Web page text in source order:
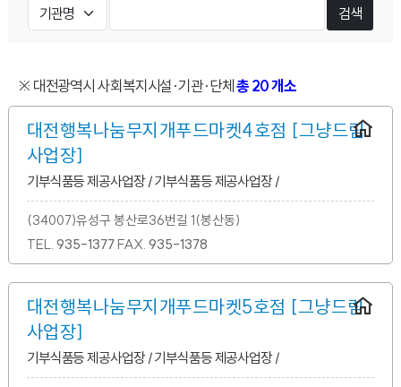
검색
※ 대전광역시 사회복지시설·기관·단체총 20 개소
대전행복나눔무지개푸드마켓4호점 [그냥드림
사업장]
기부식품등 제공사업장 / 기부식품등 제공사업장 /
(34007)유성구 봉산로36번길 1(봉산동)
TEL. 935-1377 FAX. 935-1378
대전행복나눔무지개푸드마켓5호점 [그냥드림
사업장]
기부식품등 제공사업장 / 기부식품등 제공사업장 /